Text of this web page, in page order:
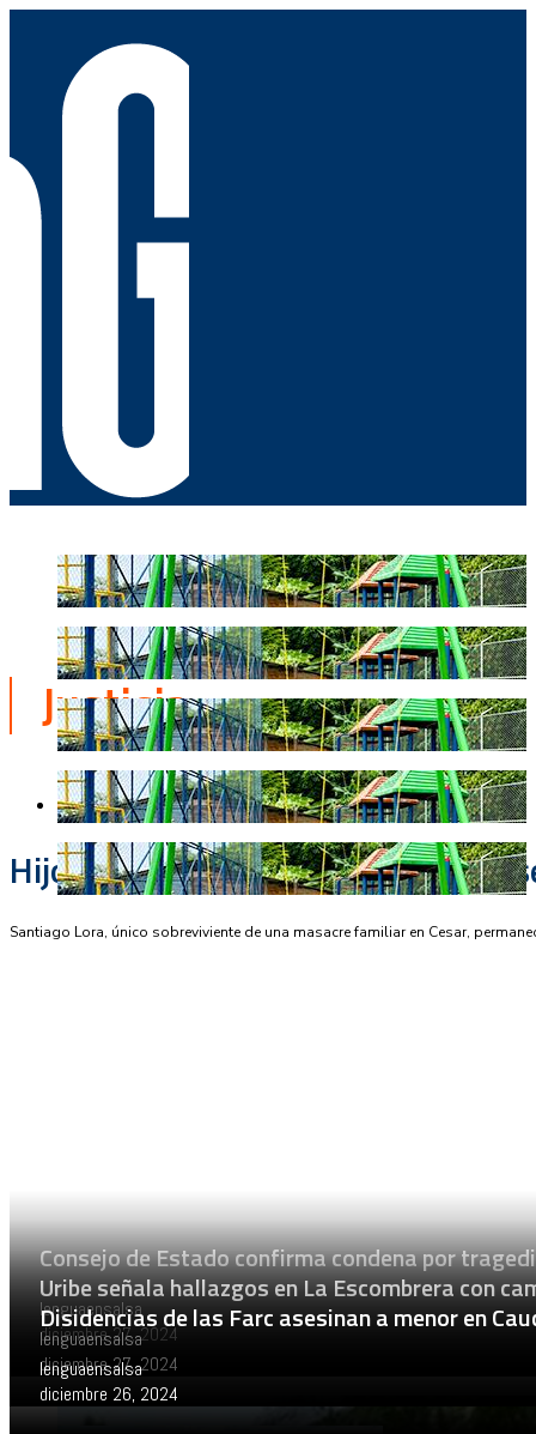
Justicia
Justicia
Hijo de pastores en pronóstico
Santiago Lora, único sobreviviente de una masacre familiar en Cesar,
Consejo de Estado confirma condena por
lenguaensalsa
diciembre 27, 2024
Uribe señala hallazgos en La Escombrera con
lenguaensalsa
diciembre 27, 2024
Disidencias de las Farc asesinan a menor en
lenguaensalsa
diciembre 26, 2024